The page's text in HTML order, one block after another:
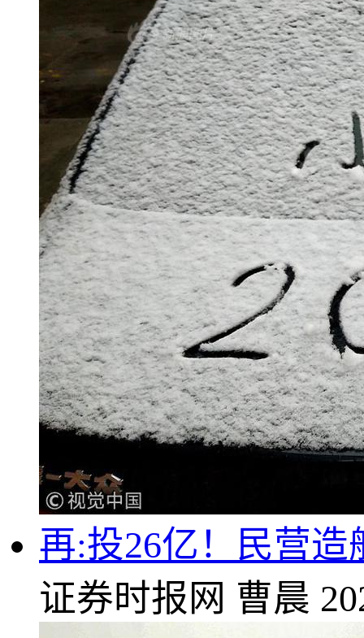
再:投26亿！民营
证券时报网 曹晨